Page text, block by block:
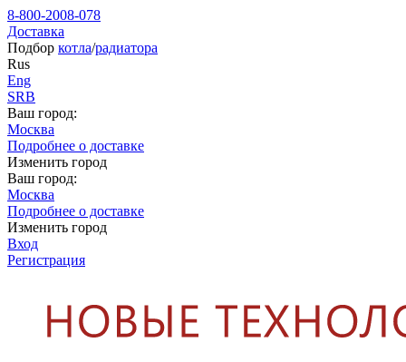
8-800-2008-078
Доставка
Подбор котла/радиатора
Rus
Eng
SRB
Ваш город:
Москва
Подробнее о доставке
Изменить город
Ваш город:
Москва
Подробнее о доставке
Изменить город
Вход
Регистрация